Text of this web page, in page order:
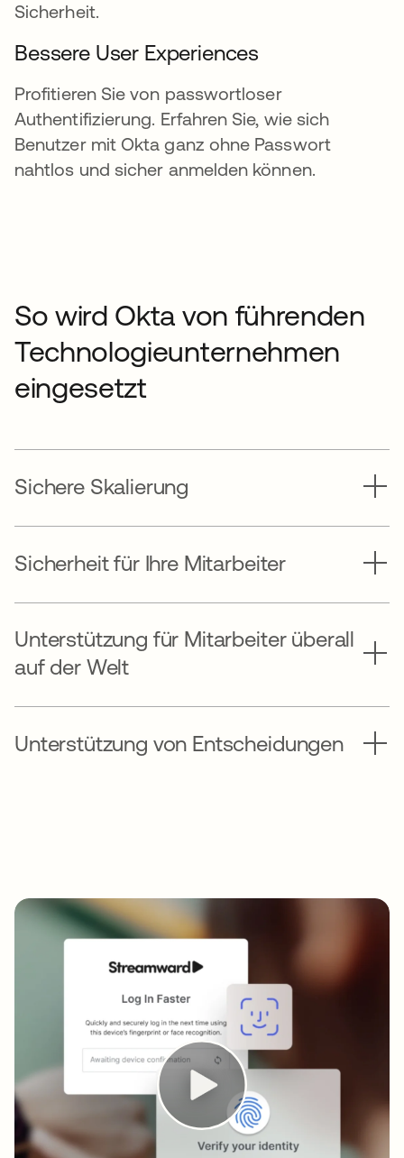
Sicherheit.
Bessere User Experiences
Profitieren Sie von passwortloser
Authentifizierung. Erfahren Sie, wie sich
Benutzer mit Okta ganz ohne Passwort
nahtlos und sicher anmelden können.
So wird Okta von führenden
Technologieunternehmen
eingesetzt
Sichere Skalierung
Sicherheit für Ihre Mitarbeiter
Unterstützung für Mitarbeiter überall
auf der Welt
Unterstützung von Entscheidungen